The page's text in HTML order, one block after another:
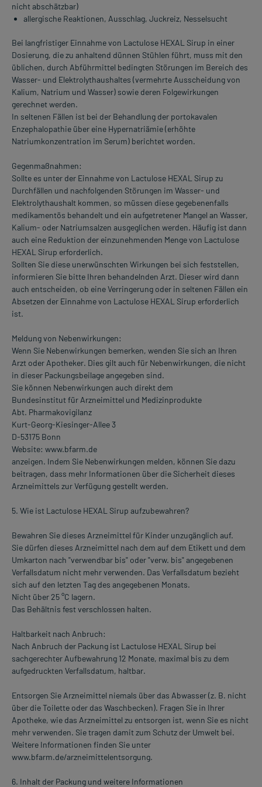
nicht abschätzbar)
allergische Reaktionen, Ausschlag, Juckreiz, Nesselsucht
Bei langfristiger Einnahme von Lactulose HEXAL Sirup in einer
Dosierung, die zu anhaltend dünnen Stühlen führt, muss mit den
üblichen, durch Abführmittel bedingten Störungen im Bereich des
Wasser- und Elektrolythaushaltes (vermehrte Ausscheidung von
Kalium, Natrium und Wasser) sowie deren Folgewirkungen
gerechnet werden.
In seltenen Fällen ist bei der Behandlung der portokavalen
Enzephalopathie über eine Hypernatriämie (erhöhte
Natriumkonzentration im Serum) berichtet worden.
Gegenmaßnahmen:
Sollte es unter der Einnahme von Lactulose HEXAL Sirup zu
Durchfällen und nachfolgenden Störungen im Wasser- und
Elektrolythaushalt kommen, so müssen diese gegebenenfalls
medikamentös behandelt und ein aufgetretener Mangel an Wasser,
Kalium- oder Natriumsalzen ausgeglichen werden. Häufig ist dann
auch eine Reduktion der einzunehmenden Menge von Lactulose
HEXAL Sirup erforderlich.
Sollten Sie diese unerwünschten Wirkungen bei sich feststellen,
informieren Sie bitte Ihren behandelnden Arzt. Dieser wird dann
auch entscheiden, ob eine Verringerung oder in seltenen Fällen ein
Absetzen der Einnahme von Lactulose HEXAL Sirup erforderlich
ist.
Meldung von Nebenwirkungen:
Wenn Sie Nebenwirkungen bemerken, wenden Sie sich an Ihren
Arzt oder Apotheker. Dies gilt auch für Nebenwirkungen, die nicht
in dieser Packungsbeilage angegeben sind.
Sie können Nebenwirkungen auch direkt dem
Bundesinstitut für Arzneimittel und Medizinprodukte
Abt. Pharmakovigilanz
Kurt-Georg-Kiesinger-Allee 3
D-53175 Bonn
Website: www.bfarm.de
anzeigen. Indem Sie Nebenwirkungen melden, können Sie dazu
beitragen, dass mehr Informationen über die Sicherheit dieses
Arzneimittels zur Verfügung gestellt werden.
5. Wie ist Lactulose HEXAL Sirup aufzubewahren?
Bewahren Sie dieses Arzneimittel für Kinder unzugänglich auf.
Sie dürfen dieses Arzneimittel nach dem auf dem Etikett und dem
Umkarton nach "verwendbar bis" oder "verw. bis" angegebenen
Verfallsdatum nicht mehr verwenden. Das Verfallsdatum bezieht
sich auf den letzten Tag des angegebenen Monats.
Nicht über 25 °C lagern.
Das Behältnis fest verschlossen halten.
Haltbarkeit nach Anbruch:
Nach Anbruch der Packung ist Lactulose HEXAL Sirup bei
sachgerechter Aufbewahrung 12 Monate, maximal bis zu dem
aufgedruckten Verfallsdatum, haltbar.
Entsorgen Sie Arzneimittel niemals über das Abwasser (z. B. nicht
über die Toilette oder das Waschbecken). Fragen Sie in Ihrer
Apotheke, wie das Arzneimittel zu entsorgen ist, wenn Sie es nicht
mehr verwenden. Sie tragen damit zum Schutz der Umwelt bei.
Weitere Informationen finden Sie unter
www.bfarm.de/arzneimittelentsorgung.
6. Inhalt der Packung und weitere Informationen